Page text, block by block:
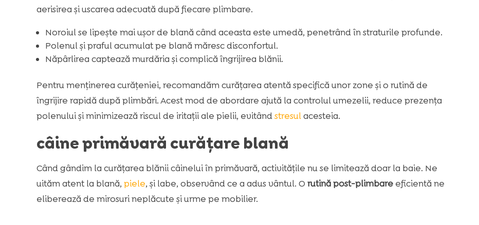
aerisirea și uscarea adecvată după fiecare plimbare.
Noroiul se lipește mai ușor de blană când aceasta este umedă, penetrând în straturile profunde.
Polenul și praful acumulat pe blană măresc disconfortul.
Năpârlirea captează murdăria și complică îngrijirea blănii.
Pentru menținerea curățeniei, recomandăm curățarea atentă specifică unor zone și o rutină de
îngrijire rapidă după plimbări. Acest mod de abordare ajută la controlul umezelii, reduce prezența
polenului și minimizează riscul de iritații ale pielii, evitândstresulacesteia.
câine primăvară curățare blană
Când gândim la curățarea blănii câinelui în primăvară, activitățile nu se limitează doar la baie. Ne
uităm atent la blană, piele, și labe, observând ce a adus vântul. O rutină post-plimbareeficientă ne
eliberează de mirosuri neplăcute și urme pe mobilier.